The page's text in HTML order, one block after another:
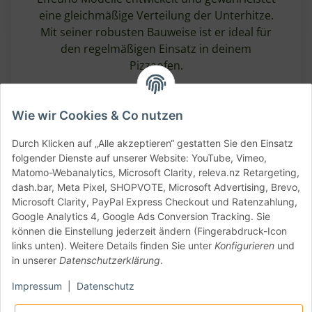
Wie wir Cookies & Co nutzen
Durch Klicken auf „Alle akzeptieren“ gestatten Sie den Einsatz
folgender Dienste auf unserer Website: YouTube, Vimeo,
Matomo-Webanalytics, Microsoft Clarity, releva.nz Retargeting,
dash.bar, Meta Pixel, SHOPVOTE, Microsoft Advertising, Brevo,
Microsoft Clarity, PayPal Express Checkout und Ratenzahlung,
Google Analytics 4, Google Ads Conversion Tracking. Sie
können die Einstellung jederzeit ändern (Fingerabdruck-Icon
links unten). Weitere Details finden Sie unter Konfigurieren und
in unserer Datenschutzerklärung.
Impressum Datenschutz
eine gleichmäßige Verteilung der Unterhitze.
Mit seiner robusten Bauweise ist er ideal für
den regelmäßigen Einsatz in deinem
Pizzaofen.
Details:
Produkt
EffeUno Ersatzteil Heizstab
Unterhitze 900W
Kompati
bilität
P134H, P134HA, P234H
Nennleis
tung